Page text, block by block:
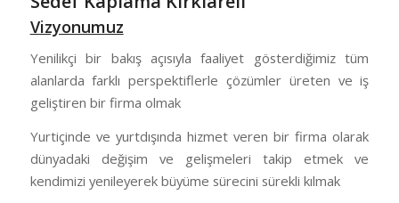
Vizyonumuz
Yenilikçi bir bakış açısıyla faaliyet gösterdiğimiz tüm
alanlarda farklı perspektiflerle çözümler üreten ve iş
geliştiren bir firma olmak
Yurtiçinde ve yurtdışında hizmet veren bir firma olarak
dünyadaki değişim ve gelişmeleri takip etmek ve
kendimizi yenileyerek büyüme sürecini sürekli kılmak